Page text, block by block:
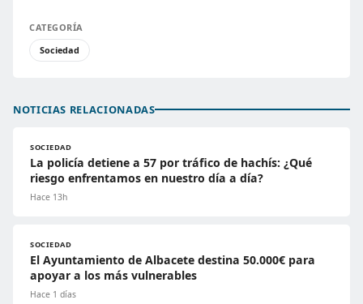
CATEGORÍA
Sociedad
NOTICIAS RELACIONADAS
SOCIEDAD
La policía detiene a 57 por tráfico de hachís: ¿Qué
riesgo enfrentamos en nuestro día a día?
Hace 13h
SOCIEDAD
El Ayuntamiento de Albacete destina 50.000€ para
apoyar a los más vulnerables
Hace 1 días